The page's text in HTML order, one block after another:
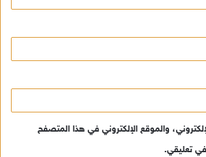
والموقع الإلكتروني في هذا المتصفح
في تعليقي.